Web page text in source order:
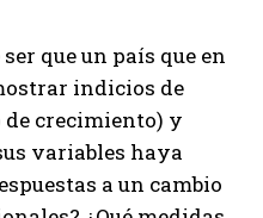
ser que un país que en
indicios de
de crecimiento) y
variables haya
a un cambio